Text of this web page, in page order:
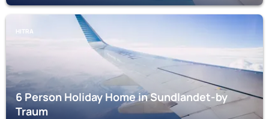
HITRA
6 Person Holiday Home in Sundlandet-by
Traum